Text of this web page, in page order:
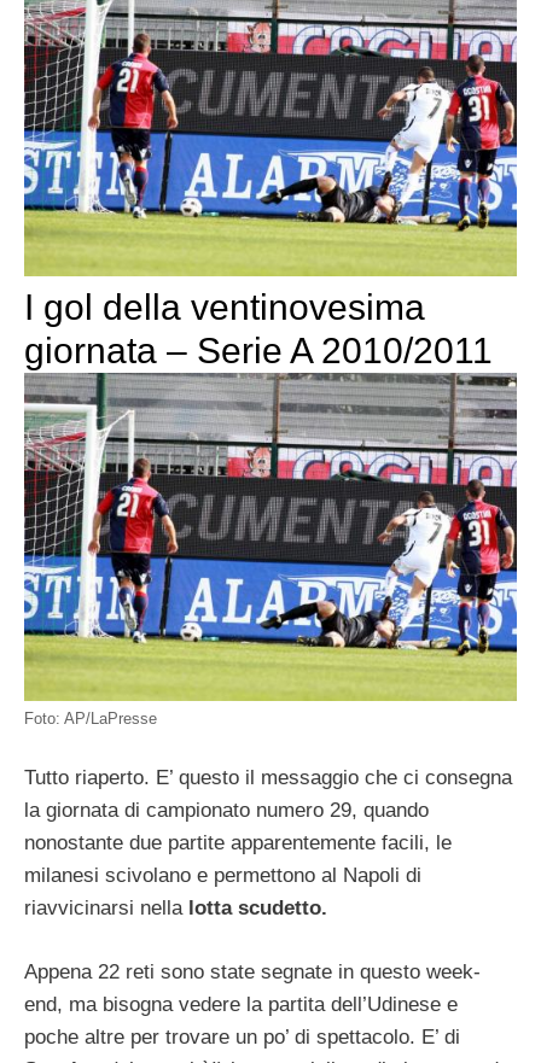
I gol della ventinovesima
giornata – Serie A 2010/2011
Foto: AP/LaPresse
Tutto riaperto. E’ questo il messaggio che ci consegna
la giornata di campionato numero 29, quando
nonostante due partite apparentemente facili, le
milanesi scivolano e permettono al Napoli di
riavvicinarsi nella lotta scudetto.
Appena 22 reti sono state segnate in questo week-
end, ma bisogna vedere la partita dell’Udinese e
poche altre per trovare un po’ di spettacolo. E’ di